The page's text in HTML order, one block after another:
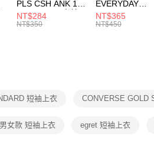
※ 請注意：結帳手續完成當下不需立刻繳
絡購買商品的店家。未經商家同意取消之
先享後付繳納相關費用。
交易，需依本服務之必要範圍內提供個人
２．關於個人資料處理事宜，請瀏覽以下
每筆NT$100，滿NT$1,500(含以上)免
PLS CSH ANK 1P
144 DBL 男 中統
襪 DH4058104
NT$284
NT$350
EVERYDAY
ESSENTIAL CR
男女 短統襪
NT$365
NT$450
短袖上衣 CONVERSE GOLD
男女款 短袖上衣 egret 短袖上衣